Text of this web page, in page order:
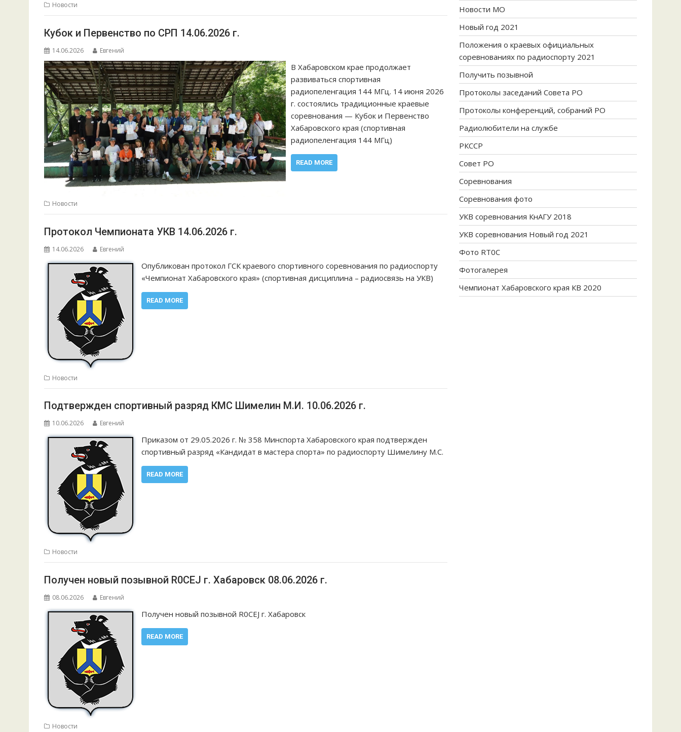
Новости
Кубок и Первенство по СРП 14.06.2026 г.
14.06.2026 Евгений
В Хабаровском крае продолжает
развиваться спортивная
радиопеленгация 144 МГц. 14 июня 2026
г. состоялись традиционные краевые
соревнования — Кубок и Первенство
Хабаровского края (спортивная
радиопеленгация 144 МГц)
READ MORE
Новости
Протокол Чемпионата УКВ 14.06.2026 г.
14.06.2026 Евгений
Опубликован протокол ГСК краевого спортивного соревнования по радиоспорту
«Чемпионат Хабаровского края» (спортивная дисциплина – радиосвязь на УКВ)
READ MORE
Новости
Подтвержден спортивный разряд КМС Шимелин М.И. 10.06.2026 г.
10.06.2026 Евгений
Приказом от 29.05.2026 г. № 358 Минспорта Хабаровского края подтвержден
спортивный разряд «Кандидат в мастера спорта» по радиоспорту Шимелину М.С.
READ MORE
Новости
Получен новый позывной R0CEJ г. Хабаровск 08.06.2026 г.
08.06.2026 Евгений
Получен новый позывной R0CEJ г. Хабаровск
READ MORE
Новости
Новости МО
Новый год 2021
Положения о краевых официальных
соревнованиях по радиоспорту 2021
Получить позывной
Протоколы заседаний Совета РО
Протоколы конференций, собраний РО
Радиолюбители на службе
РКССР
Совет РО
Соревнования
Соревнования фото
УКВ соревнования КнАГУ 2018
УКВ соревнования Новый год 2021
Фото RT0C
Фотогалерея
Чемпионат Хабаровского края КВ 2020